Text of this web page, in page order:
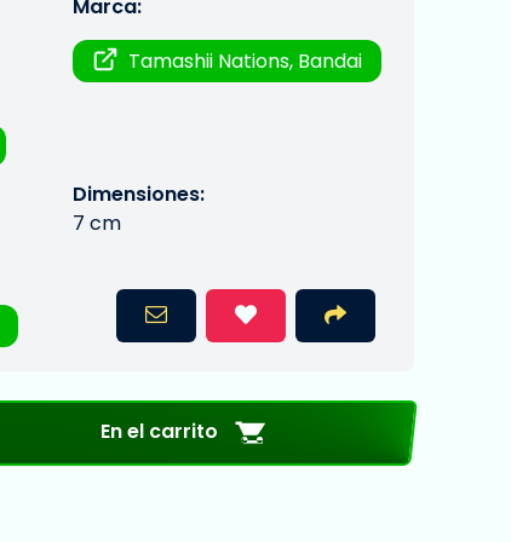
Marca:
Tamashii Nations, Bandai
Dimensiones:
7 cm
En el carrito